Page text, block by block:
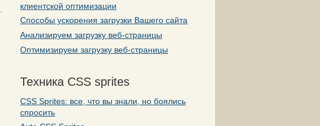
клиентской оптимизации
Способы ускорения загрузки Вашего сайта
Анализируем загрузку веб-страницы
Оптимизируем загрузку веб-страницы
Техника CSS sprites
CSS Sprites: все, что вы знали, но боялись
спросить